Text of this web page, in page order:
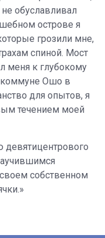
обуславливал
острове я
грозили мне,
спиной. Мост
меня к глубокому
коммуне Ошо в
для опытов, я
течением моей
девятицентрового
собственном